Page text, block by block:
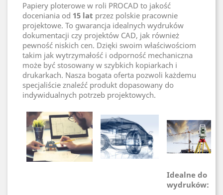
Papiery ploterowe w roli PROCAD to jakość
doceniania od 15 lat przez polskie pracownie
projektowe. To gwarancja idealnych wydruków
dokumentacji czy projektów CAD, jak również
pewność niskich cen. Dzięki swoim właściwościom
takim jak wytrzymałość i odporność mechaniczna
może być stosowany w szybkich kopiarkach i
drukarkach. Nasza bogata oferta pozwoli każdemu
specjaliście znaleźć produkt dopasowany do
indywidualnych potrzeb projektowych.
Idealne do
wydruków: